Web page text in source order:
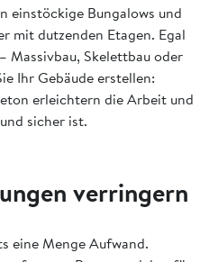
einstöckige Bungalows und
mit dutzenden Etagen. Egal
Massivbau, Skelettbau oder
Ihr Gebäude erstellen:
erleichtern die Arbeit und
sicher ist.
verringern
eine Menge Aufwand.